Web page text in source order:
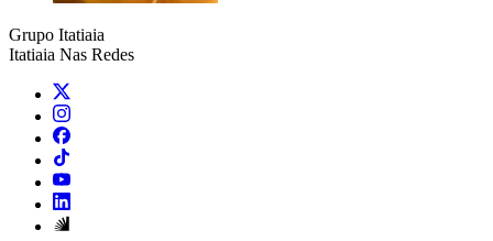
Grupo Itatiaia
Itatiaia Nas Redes